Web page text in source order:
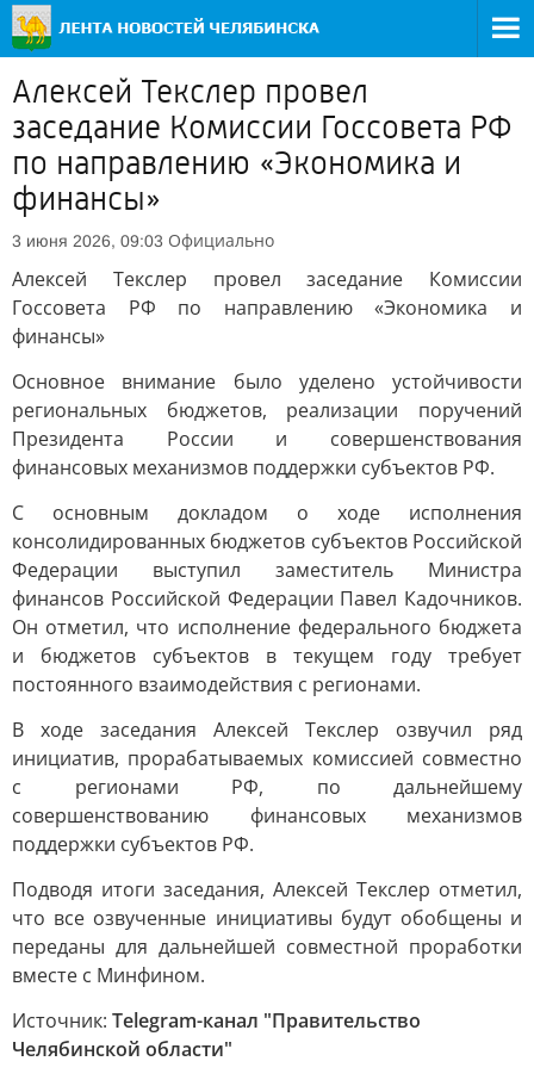
Алексей Текслер провел
заседание Комиссии Госсовета РФ
по направлению «Экономика и
финансы»
3 июня 2026, 09:03 Официально
Алексей Текслер провел заседание Комиссии
Госсовета РФ по направлению «Экономика и
финансы»
Основное внимание было уделено устойчивости
региональных бюджетов, реализации поручений
Президента России и совершенствования
финансовых механизмов поддержки субъектов РФ.
С основным докладом о ходе исполнения
консолидированных бюджетов субъектов Российской
Федерации выступил заместитель Министра
финансов Российской Федерации Павел Кадочников.
Он отметил, что исполнение федерального бюджета
и бюджетов субъектов в текущем году требует
постоянного взаимодействия с регионами.
В ходе заседания Алексей Текслер озвучил ряд
инициатив, прорабатываемых комиссией совместно
с регионами РФ, по дальнейшему
совершенствованию финансовых механизмов
поддержки субъектов РФ.
Подводя итоги заседания, Алексей Текслер отметил,
что все озвученные инициативы будут обобщены и
переданы для дальнейшей совместной проработки
вместе с Минфином.
Источник: Telegram-канал "Правительство
Челябинской области"